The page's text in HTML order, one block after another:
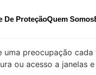
De ProteçãoQuem Somos
preocupação
ou acesso a janelas e